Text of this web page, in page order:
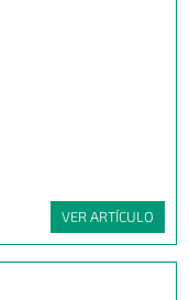
VER ARTÍCULO